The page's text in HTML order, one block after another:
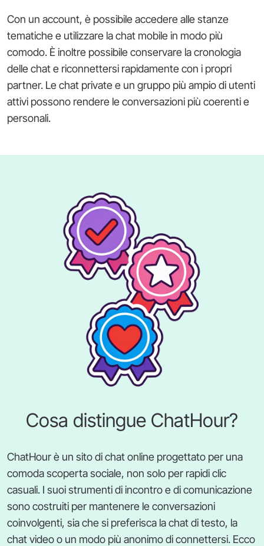
Con un account, è possibile accedere alle stanze
tematiche e utilizzare la chat mobile in modo più
comodo. È inoltre possibile conservare la cronologia
delle chat e riconnettersi rapidamente con i propri
partner. Le chat private e un gruppo più ampio di utenti
attivi possono rendere le conversazioni più coerenti e
personali.
Cosa distingue ChatHour?
ChatHour è un sito di chat online progettato per una
comoda scoperta sociale, non solo per rapidi clic
casuali. I suoi strumenti di incontro e di comunicazione
sono costruiti per mantenere le conversazioni
coinvolgenti, sia che si preferisca la chat di testo, la
chat video o un modo più anonimo di connettersi. Ecco